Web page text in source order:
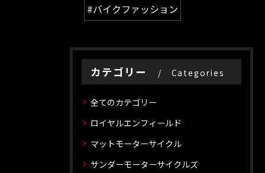
#バイクファッション
カテゴリー Categories
全てのカテゴリー
ロイヤルエンフィールド
マットモーターサイクル
サンダーモーターサイクルズ